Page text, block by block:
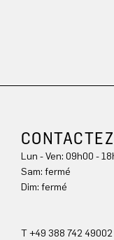
Lun - Ven: 09h00 -
Sam: fermé
Dim: fermé
T +49 388 742 49002